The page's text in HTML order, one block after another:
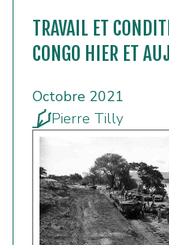
TRAVAIL ET
CONGO HIER ET
Octobre 2021
Pierre Tilly